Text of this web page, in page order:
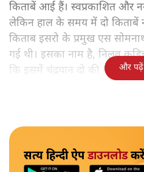
किताबें आई हैं। स्वप्रकाशित और
लेकिन हाल के समय में दो किताबें
किताब इसरो के प्रमुख एस
गई थी। इसका नाम है, निलवु
कि इसमें चंद्रयान दो की
और पढ़ें
सत्य हिन्दी ऐपडाउनलोडकरें